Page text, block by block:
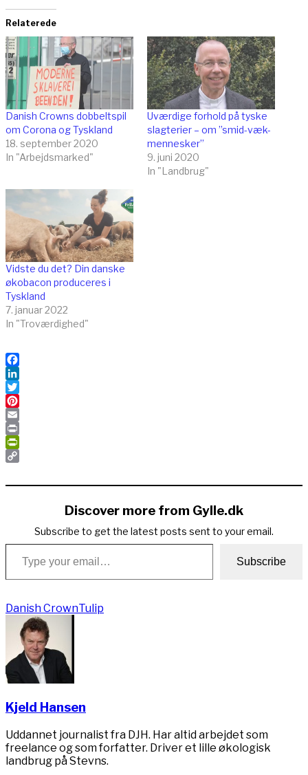
Relaterede
Danish Crowns dobbeltspil
om Corona og Tyskland
18. september 2020
In "Arbejdsmarked"
Uværdige forhold på tyske
slagterier – om ”smid-væk-
mennesker”
9. juni 2020
In "Landbrug"
Vidste du det? Din danske
økobacon produceres i
Tyskland
7. januar 2022
In "Troværdighed"
Facebook
LinkedIn
Twitter
Pinterest
Email
Print
PrintFriendly
Link
Discover more from Gylle.dk
Subscribe to get the latest posts sent to your email.
Type your email…
Subscribe
Danish CrownTulip
Kjeld Hansen
Uddannet journalist fra DJH. Har altid arbejdet som
freelance og som forfatter. Driver et lille økologisk
landbrug på Stevns.